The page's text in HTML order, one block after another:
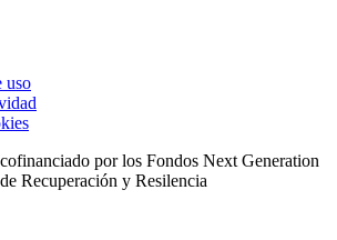
uso
por los Fondos Next Generation
Recuperación y Resilencia